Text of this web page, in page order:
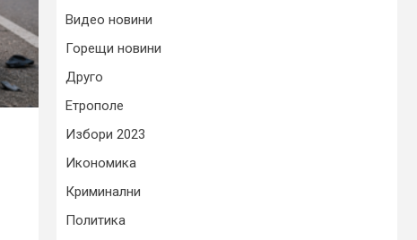
Видео новини
Горещи новини
Друго
Етрополе
Избори 2023
Икономика
Криминални
Политика